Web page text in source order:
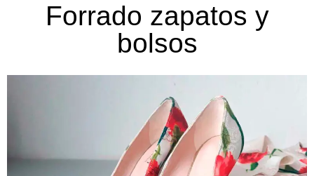
Forrado zapatos y
bolsos